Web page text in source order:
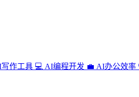
作工具 💻 AI编程开发 💼 AI办公效率